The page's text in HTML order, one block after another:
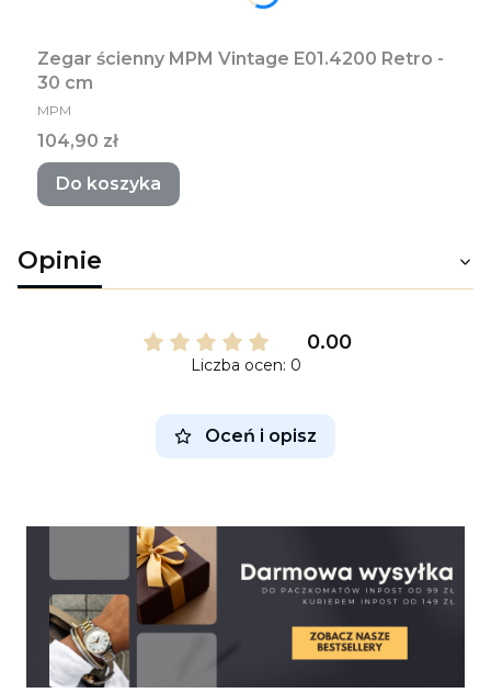
Zegar ścienny MPM Vintage E01.4200 Retro -
30 cm
PRODUCENT
MPM
Cena
104,90 zł
Do koszyka
Opinie
0.00
Liczba ocen: 0
Oceń i opisz